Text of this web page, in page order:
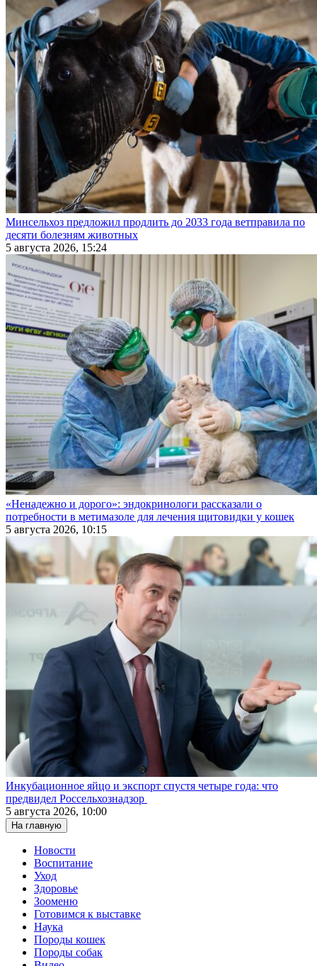
Минсельхоз предложил продлить до 2033 года ветправила по
десяти болезням животных
5 августа 2026, 15:24
«Ненадежно и дорого»: эндокринологи рассказали о
потребности в метимазоле для лечения щитовидки у кошек
5 августа 2026, 10:15
Инкубационное яйцо и экспорт спустя четыре года: что
предвидел Россельхознадзор
5 августа 2026, 10:00
На главную
Новости
Воспитание
Уход
Здоровье
Зооменю
Готовимся к выставке
Наука
Породы кошек
Породы собак